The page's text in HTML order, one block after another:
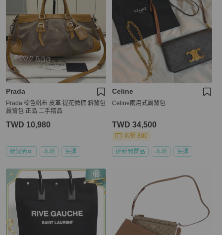
Prada
Prada 棕色帆布 皮革 提花徽標 斜背包
肩背包 正品 二手精品
TWD 10,980
狀況尚可 本地 免運
Celine
Celine兩用式肩背包
TWD 34,500
現折 800
近新閒置品 本地 免運